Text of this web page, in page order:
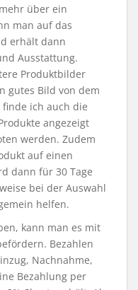
über ein
man auf das
erhält dann
Ausstattung.
Produktbilder
gutes Bild von dem
ich auch die
angezeigt
werden. Zudem
auf einen
dann für 30 Tage
bei der Auswahl
helfen.
kann man es mit
Bezahlen
Nachnahme,
Bezahlung per